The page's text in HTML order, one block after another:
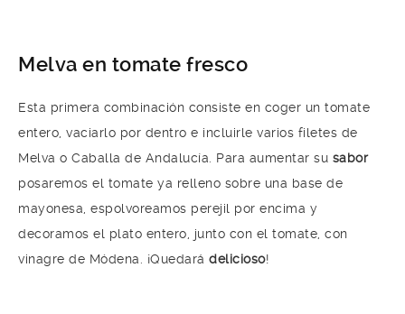
Melva en tomate fresco
Esta primera combinación consiste en coger un tomate
entero, vaciarlo por dentro e incluirle varios filetes de
Melva o Caballa de Andalucía. Para aumentar su sabor
posaremos el tomate ya relleno sobre una base de
mayonesa, espolvoreamos perejil por encima y
decoramos el plato entero, junto con el tomate, con
vinagre de Módena. ¡Quedará delicioso!